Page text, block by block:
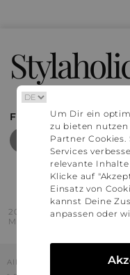
FIND MORE
2016 - 2026 © Stylaholic.
Made for you with love in
Alle Preise inkl. der jeweils
Um Dir ein
zu bieten
Partner Cookies.
Services
relevante
Klicke auf
Einsatz von
kannst Deine
anpassen oder